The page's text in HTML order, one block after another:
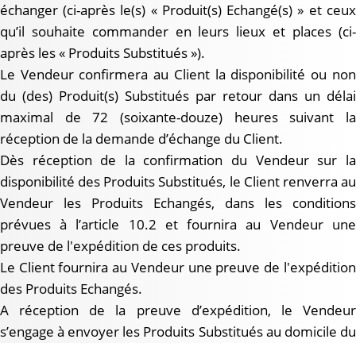
échanger (ci-après le(s) « Produit(s) Echangé(s) » et ceux
qu’il souhaite commander en leurs lieux et places (ci-
après les « Produits Substitués »).
Le Vendeur confirmera au Client la disponibilité ou non
du (des) Produit(s) Substitués par retour dans un délai
maximal de 72 (soixante-douze) heures suivant la
réception de la demande d’échange du Client.
Dès réception de la confirmation du Vendeur sur la
disponibilité des Produits Substitués, le Client renverra au
Vendeur les Produits Echangés, dans les conditions
prévues à l’article 10.2 et fournira au Vendeur une
preuve de l'expédition de ces produits.
Le Client fournira au Vendeur une preuve de l'expédition
des Produits Echangés.
A réception de la preuve d’expédition, le Vendeur
s’engage à envoyer les Produits Substitués au domicile du